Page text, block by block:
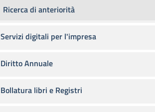
Ricerca di anteriorità
Servizi digitali per l'impresa
Diritto Annuale
Bollatura libri e Registri